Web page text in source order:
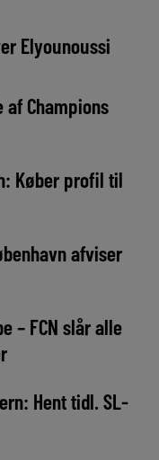
Elyounoussi
af Champions
Køber profil til
afviser
– FCN slår alle
Hent tidl. SL-